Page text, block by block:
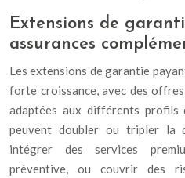
Extensions de
assurances
Les extensions de garantie
forte croissance, avec des
adaptées aux différents profils
peuvent doubler ou tripler la
intégrer des services
préventive, ou couvrir des